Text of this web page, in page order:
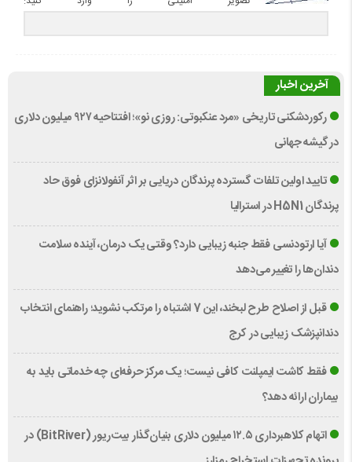
آخرین اخبار
رکوردشکنی تاریخی «مرد عنکبوتی: روزی نو»؛ افتتاحیه ۹۲۷ میلیون دلاری
در گیشه جهانی
تایید اولین تلفات گسترده پرندگان دریایی بر اثر آنفولانزای فوق حاد
پرندگان H5N1 در استرالیا
آیا ارتودنسی فقط جنبه زیبایی دارد؟ وقتی یک درمان، آینده سلامت
دندان‌ها را تغییر می‌دهد
قبل از اصلاح طرح لبخند، این 7 اشتباه را مرتکب نشوید؛ راهنمای انتخاب
دندانپزشک زیبایی در کرج
فقط کاشت ایمپلنت کافی نیست؛ یک مرکز حرفه‌ای چه خدماتی باید به
بیماران ارائه دهد؟
اتهام کلاهبرداری ۱۲.۵ میلیون دلاری بنیان‌گذار بیت‌ریور (BitRiver) در